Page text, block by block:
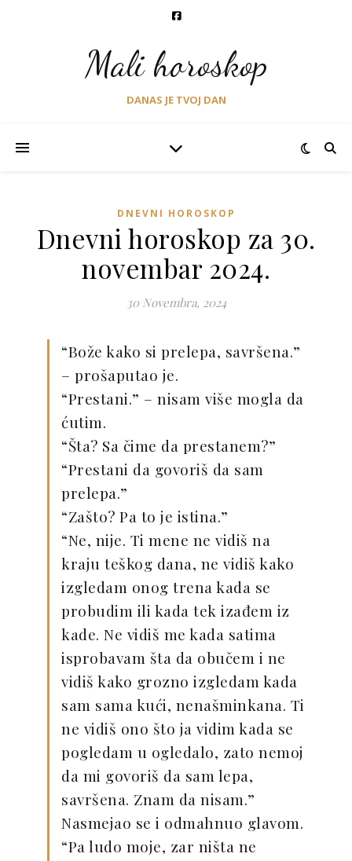
Mali horoskop
DANAS JE TVOJ DAN
DNEVNI HOROSKOP
Dnevni horoskop za 30.
novembar 2024.
30 Novembra, 2024
“Bože kako si prelepa, savršena.”
– prošaputao je.
“Prestani.” – nisam više mogla da
ćutim.
“Šta? Sa čime da prestanem?”
“Prestani da govoriš da sam
prelepa.”
“Zašto? Pa to je istina.”
“Ne, nije. Ti mene ne vidiš na
kraju teškog dana, ne vidiš kako
izgledam onog trena kada se
probudim ili kada tek izađem iz
kade. Ne vidiš me kada satima
isprobavam šta da obučem i ne
vidiš kako grozno izgledam kada
sam sama kući, nenašminkana. Ti
ne vidiš ono što ja vidim kada se
pogledam u ogledalo, zato nemoj
da mi govoriš da sam lepa,
savršena. Znam da nisam.”
Nasmejao se i odmahnuo glavom.
“Pa ludo moje, zar ništa ne